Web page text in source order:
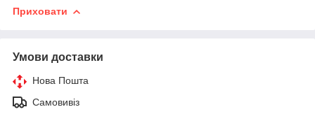
Приховати
Умови доставки
Нова Пошта
Самовивіз